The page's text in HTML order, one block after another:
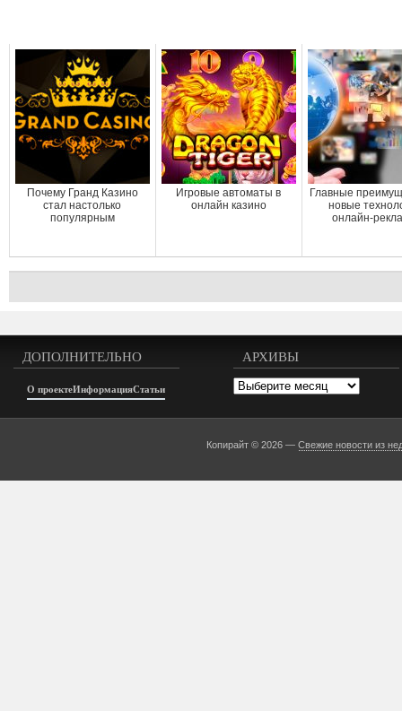
Почему Гранд Казино
стал настолько
популярным
Игровые автоматы в
онлайн казино
Главные
новые
онлайн-
ДОПОЛНИТЕЛЬНО
О проектеИнформацияСтатьи
АРХИВЫ
Архивы
Копирайт © 2026 —Свежие новости из